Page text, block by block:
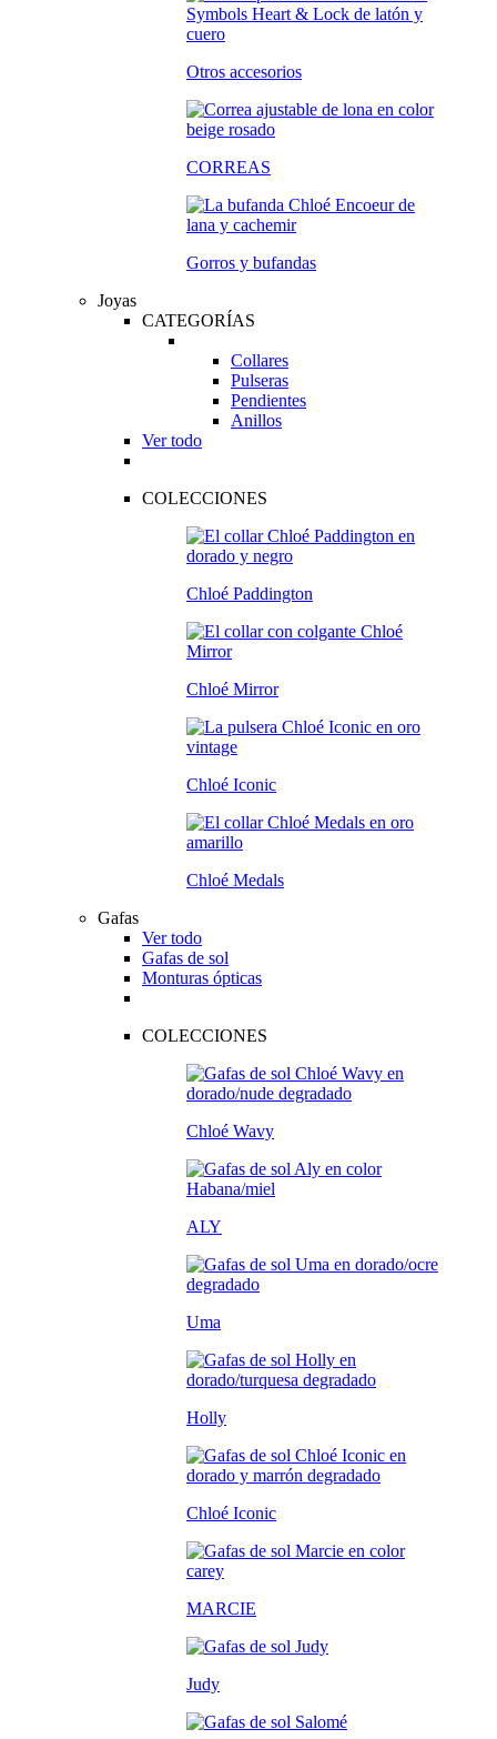
Otros accesorios
CORREAS
Gorros y bufandas
Joyas
CATEGORÍAS
Collares
Pulseras
Pendientes
Anillos
Ver todo
COLECCIONES
Chloé Paddington
Chloé Mirror
Chloé Iconic
Chloé Medals
Gafas
Ver todo
Gafas de sol
Monturas ópticas
COLECCIONES
Chloé Wavy
ALY
Uma
Holly
Chloé Iconic
MARCIE
Judy